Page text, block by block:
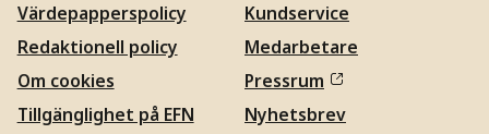
Värdepapperspolicy
Redaktionell policy
Om cookies
Tillgänglighet på EFN
Kundservice
Medarbetare
Pressrum
Nyhetsbrev